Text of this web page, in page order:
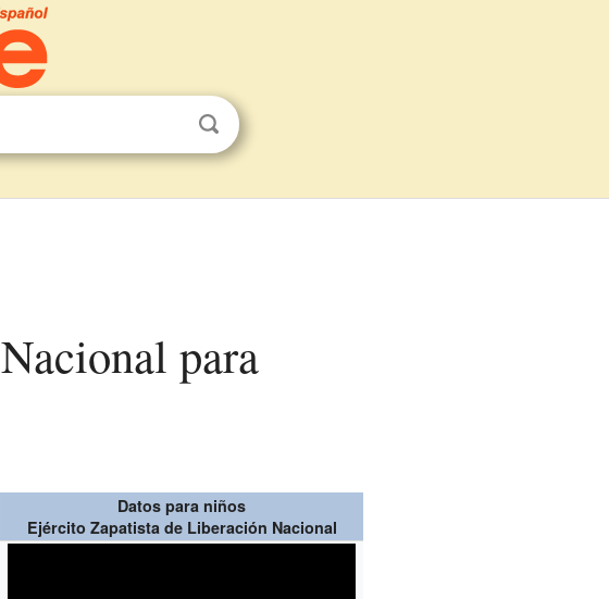
Datos para niños
Ejército Zapatista de Liberación Nacional